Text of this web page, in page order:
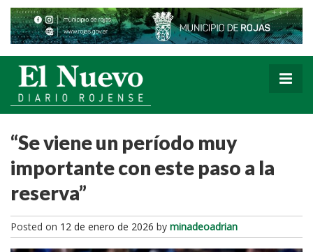
“Se viene un período muy
importante con este paso a la
reserva”
Posted on 12 de enero de 2026 by minadeoadrian